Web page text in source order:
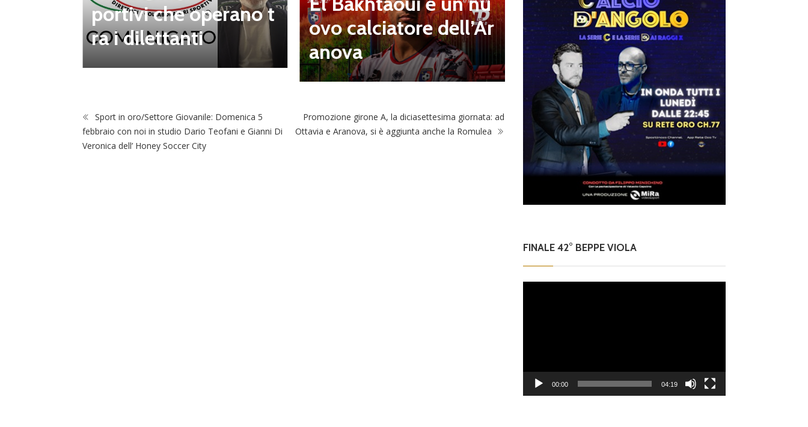
portivi che operano t
ra i dilettanti
ovo calciatore dell’Ar
anova
8: Lombardi, Celli e
Macerata
Sport in oro/Settore Giovanile: Domenica 5
febbraio con noi in studio Dario Teofani e Gianni Di
Veronica dell’ Honey Soccer City
Promozione girone A, la diciasettesima giornata: ad
Ottavia e Aranova, si è aggiunta anche la Romulea
FINALE 42° BEPPE VIOLA
00:00 04:19